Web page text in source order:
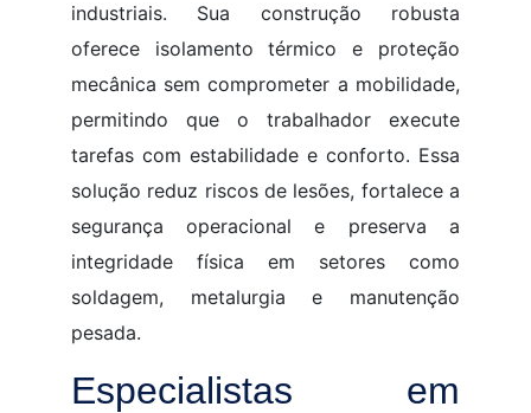
industriais. Sua construção robusta
oferece isolamento térmico e proteção
mecânica sem comprometer a mobilidade,
permitindo que o trabalhador execute
tarefas com estabilidade e conforto. Essa
solução reduz riscos de lesões, fortalece a
segurança operacional e preserva a
integridade física em setores como
soldagem, metalurgia e manutenção
pesada.
Especialistas em